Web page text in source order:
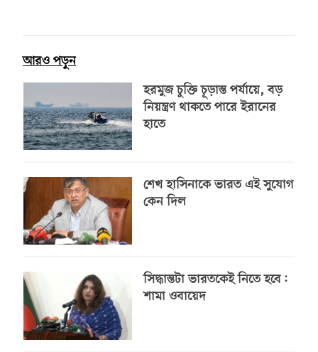
আরও পড়ুন
হরমুজ চুক্তি চূড়ান্ত পর্যায়ে, বড়
নিয়ন্ত্রণ থাকতে পারে ইরানের
হাতে
শেখ হাসিনাকে ভারত এই সুযোগ
কেন দিল
সিদ্ধান্তটা ভারতকেই নিতে হবে:
শামা ওবায়েদ